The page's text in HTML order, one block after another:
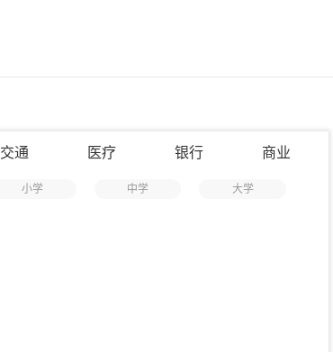
交通 医疗 银行 商业
小学 中学 大学